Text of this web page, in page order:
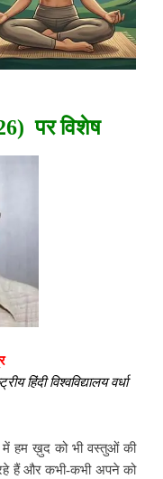
पर विशेष
हिंदी विश्वविद्यालय वर्धा
में हम ख़ुद को भी वस्तुओं की
हैं और कभी-कभी अपने को